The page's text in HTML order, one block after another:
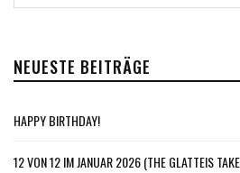
NEUESTE BEITRÄGE
HAPPY BIRTHDAY!
12 VON 12 IM JANUAR 2026 (THE GLATTEIS